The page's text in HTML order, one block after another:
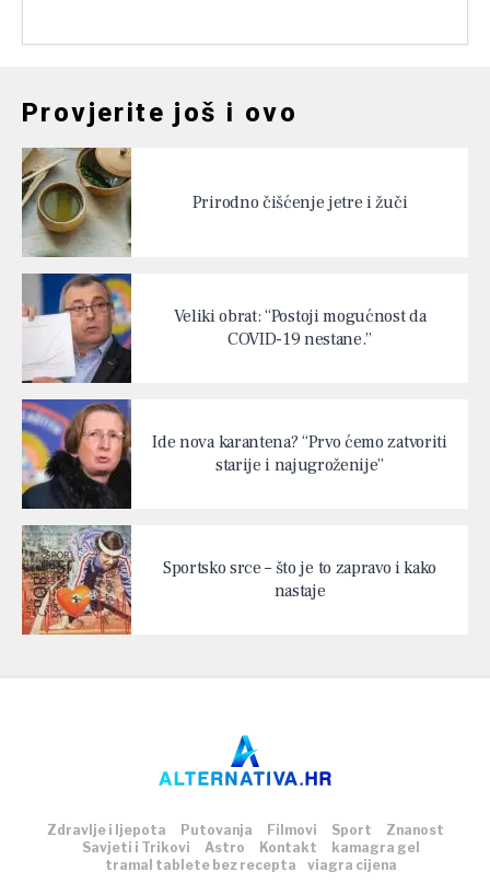
Provjerite još i ovo
Prirodno čišćenje jetre i žuči
Veliki obrat: “Postoji mogućnost da
COVID-19 nestane.”
Ide nova karantena? “Prvo ćemo zatvoriti
starije i najugroženije”
Sportsko srce – što je to zapravo i kako
nastaje
Zdravlje i ljepota Putovanja Filmovi Sport
Znanost
Savjeti i Trikovi
Astro Kontakt
kamagra gel
tramal tablete bez recepta
viagra cijena